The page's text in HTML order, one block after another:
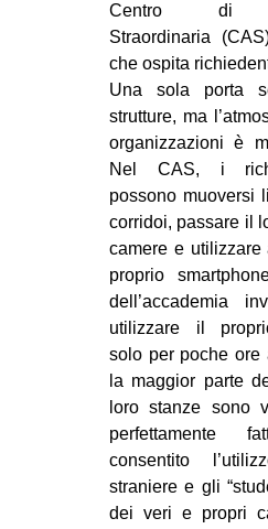
Centro di
Straordinaria
che ospita
Una sola porta
strutture, ma
organizzazioni è
Nel CAS, i
possono muoversi
corridoi, passare il
camere e utilizzare
proprio
dell’accademia
utilizzare il
solo per poche ore
la maggior parte
loro stanze sono
perfettamente
consentito
straniere e gli
dei veri e propri